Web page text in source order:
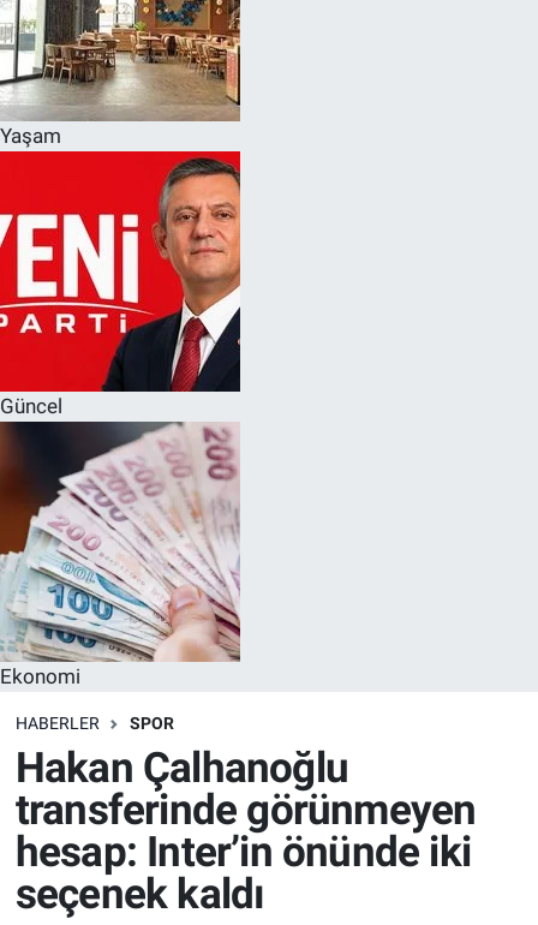
Yaşam
Güncel
Ekonomi
HABERLER SPOR
Hakan Çalhanoğlu
transferinde görünmeyen
hesap: Inter’in önünde iki
seçenek kaldı